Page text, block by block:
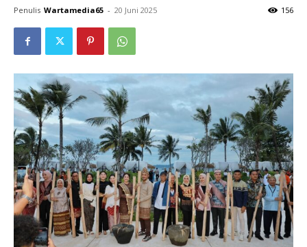
Penulis Wartamedia65 - 20 Juni 2025 156